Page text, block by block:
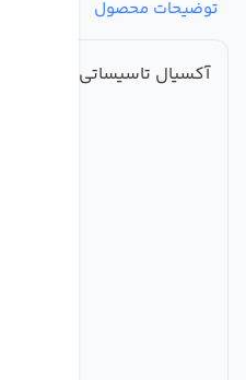
توضیحات محصول
آکسیال تاسیساتی